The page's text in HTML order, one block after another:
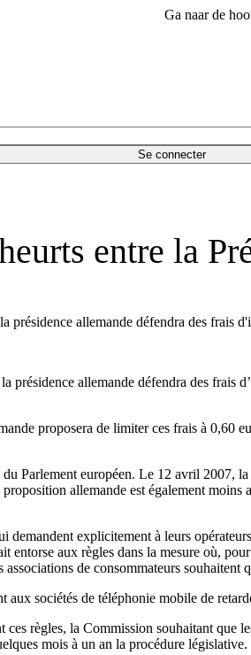
Ga naar de
Se connecter
entre la
allemande défendra des frais
allemande défendra des frais
proposera de limiter ces frais à 0,60
Parlement européen. Le 12 avril 2007,
allemande est également moins
explicitement à leurs
aux règles dans la mesure où,
de consommateurs
sociétés de téléphonie mobile de
règles, la Commission souhaitant que
mois à un an la procédure législative.